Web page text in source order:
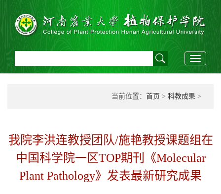
Toggle
当前位置： 首页 > 科教成果 >
我院李洪连教授团队/施艳教授课题组在
中国科学院一区TOP期刊《Molecular
Plant Pathology》发表最新研究成果